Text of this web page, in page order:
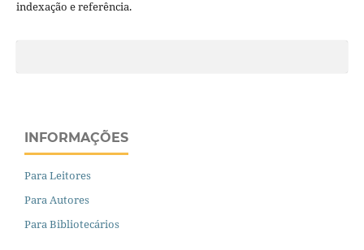
indexação e referência.
INFORMAÇÕES
Para Leitores
Para Autores
Para Bibliotecários